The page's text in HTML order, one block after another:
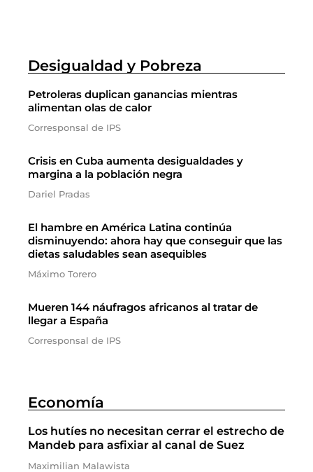
Desigualdad y Pobreza
Petroleras duplican ganancias mientras
alimentan olas de calor
Corresponsal de IPS
Crisis en Cuba aumenta desigualdades y
margina a la población negra
Dariel Pradas
El hambre en América Latina continúa
disminuyendo: ahora hay que conseguir que las
dietas saludables sean asequibles
Máximo Torero
Mueren 144 náufragos africanos al tratar de
llegar a España
Corresponsal de IPS
Economía
Los hutíes no necesitan cerrar el estrecho de
Mandeb para asfixiar al canal de Suez
Maximilian Malawista